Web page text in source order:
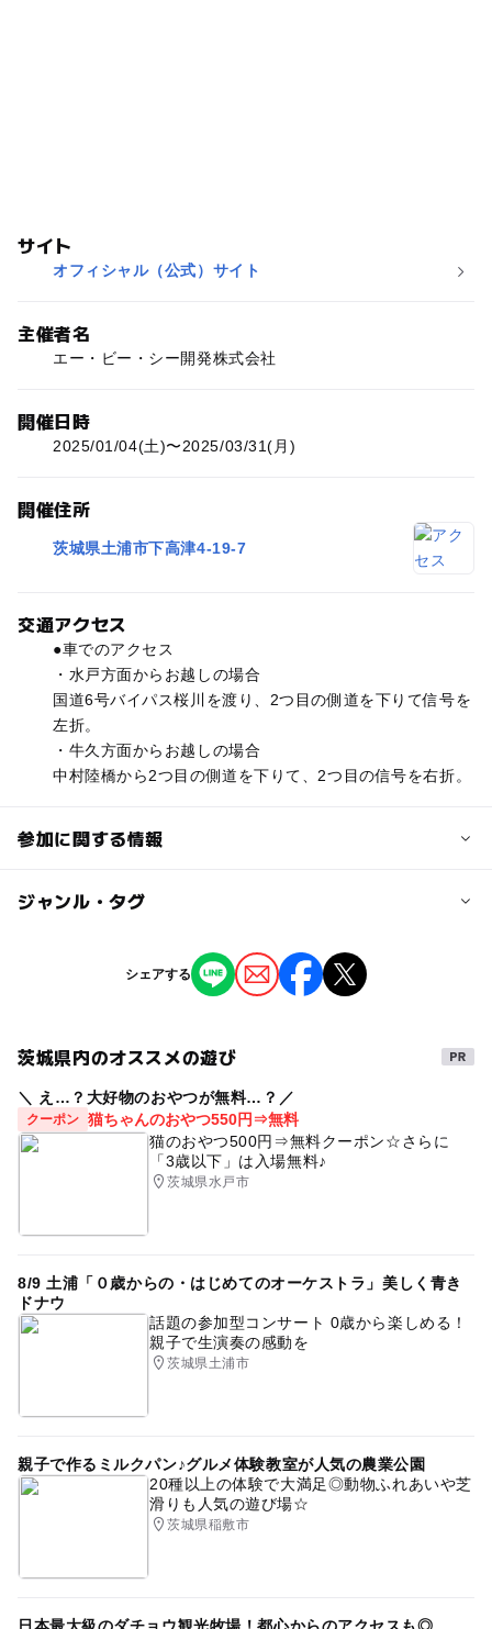
サイト
オフィシャル（公式）サイト
主催者名
エー・ビー・シー開発株式会社
開催日時
2025/01/04(土)〜2025/03/31(月)
開催住所
茨城県土浦市下高津4-19-7
交通アクセス
●車でのアクセス
・水戸方面からお越しの場合
国道6号バイパス桜川を渡り、2つ目の側道を下りて信号を
左折。
・牛久方面からお越しの場合
中村陸橋から2つ目の側道を下りて、2つ目の信号を右折。
参加に関する情報
対象年齢
3歳･4歳･5歳･6歳(幼児) 小学生 中学生･高校生
ジャンル・タグ
タグ
おむつ交換スペース有
シェアする
茨城県内のオススメの遊び
＼ え…？大好物のおやつが無料…？／
クーポン 猫ちゃんのおやつ550円⇒無料
猫のおやつ500円⇒無料クーポン☆さらに
「3歳以下」は入場無料♪
茨城県水戸市
8/9 土浦「０歳からの・はじめてのオーケストラ」美しく青き
ドナウ
話題の参加型コンサート 0歳から楽しめる！
親子で生演奏の感動を
茨城県土浦市
親子で作るミルクパン♪グルメ体験教室が人気の農業公園
20種以上の体験で大満足◎動物ふれあいや芝
滑りも人気の遊び場☆
茨城県稲敷市